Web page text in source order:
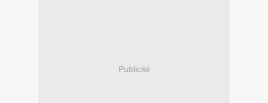
Publicité